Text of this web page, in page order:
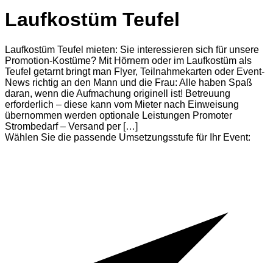
Laufkostüm Teufel
Laufkostüm Teufel mieten: Sie interessieren sich für unsere
Promotion-Kostüme? Mit Hörnern oder im Laufkostüm als
Teufel getarnt bringt man Flyer, Teilnahmekarten oder Event-
News richtig an den Mann und die Frau: Alle haben Spaß
daran, wenn die Aufmachung originell ist! Betreuung
erforderlich – diese kann vom Mieter nach Einweisung
übernommen werden optionale Leistungen Promoter
Strombedarf – Versand per […]
Wählen Sie die passende Umsetzungsstufe für Ihr Event: